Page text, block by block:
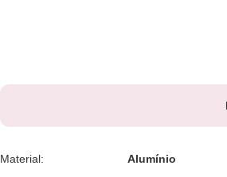
Material: Alumínio